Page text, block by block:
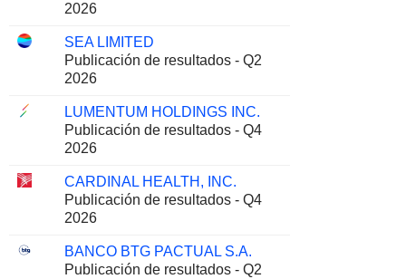
2026
SEA LIMITED
Publicación de resultados - Q2
2026
LUMENTUM HOLDINGS INC.
Publicación de resultados - Q4
2026
CARDINAL HEALTH, INC.
Publicación de resultados - Q4
2026
BANCO BTG PACTUAL S.A.
Publicación de resultados - Q2